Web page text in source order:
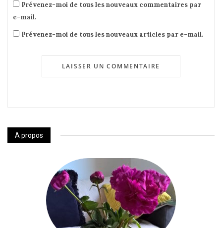
Prévenez-moi de tous les nouveaux commentaires par
e-mail.
Prévenez-moi de tous les nouveaux articles par e-mail.
A propos